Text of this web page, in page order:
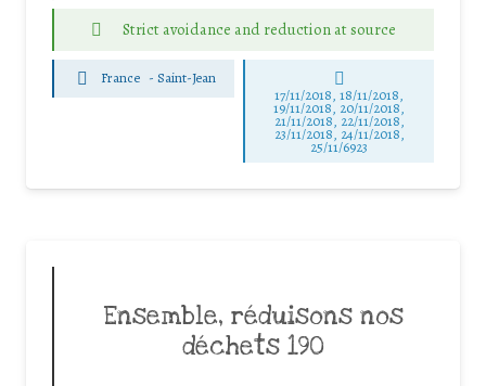
Strict avoidance and reduction at source
France -Saint-Jean
17/11/2018, 18/11/2018,
19/11/2018, 20/11/2018,
21/11/2018, 22/11/2018,
23/11/2018, 24/11/2018,
25/11/6923
Ensemble, réduisons nos
déchets 190